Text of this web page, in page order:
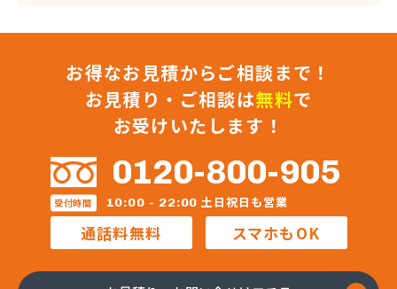
お得なお見積からご相談まで！
お見積り・ご相談は無料で
お受けいたします！
0120-800-905
受付時間 10:00 - 22:00 土日祝日も営業
通話料無料 スマホもOK